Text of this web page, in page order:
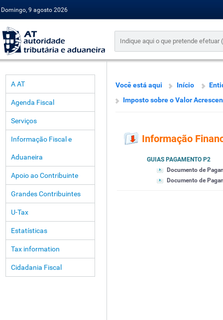
Domingo, 9 agosto 2026
A AT
Agenda Fiscal
Serviços
Informação Fiscal e
Aduaneira
Apoio ao Contribuinte
Grandes Contribuintes
U-Tax
Estatísticas
Tax information
Cidadania Fiscal
Você está aqui Início
Imposto sobre o Valor
Informação
GUIAS PAGAMENTO P2
Documento de
Documento de